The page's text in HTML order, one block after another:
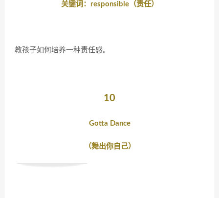
关键词：responsible（责任）
教孩子如何培养一种责任感。
10
Gotta Dance
（舞出你自己）